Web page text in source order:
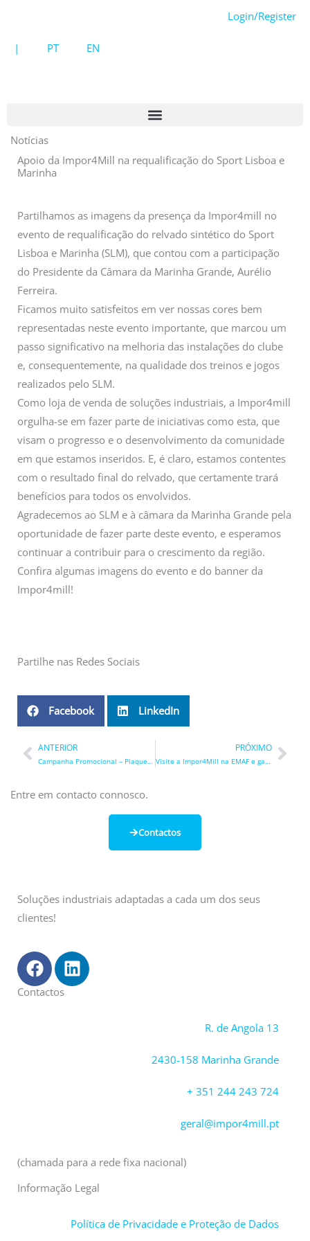
content
Login/Register
| PT EN
Notícias
Apoio da Impor4Mill na requalificação do Sport Lisboa e
Marinha
Partilhamos as imagens da presença da Impor4mill no
evento de requalificação do relvado sintético do Sport
Lisboa e Marinha (SLM), que contou com a participação
do Presidente da Câmara da Marinha Grande, Aurélio
Ferreira.
Ficamos muito satisfeitos em ver nossas cores bem
representadas neste evento importante, que marcou um
passo significativo na melhoria das instalações do clube
e, consequentemente, na qualidade dos treinos e jogos
realizados pelo SLM.
Como loja de venda de soluções industriais, a Impor4mill
orgulha-se em fazer parte de iniciativas como esta, que
visam o progresso e o desenvolvimento da comunidade
em que estamos inseridos. E, é claro, estamos contentes
com o resultado final do relvado, que certamente trará
benefícios para todos os envolvidos.
Agradecemos ao SLM e à câmara da Marinha Grande pela
oportunidade de fazer parte deste evento, e esperamos
continuar a contribuir para o crescimento da região.
Confira algumas imagens do evento e do banner da
Impor4mill!
Partilhe nas Redes Sociais
Facebook LinkedIn
Prev
ANTERIOR
Campanha Promocional – Plaquetes de Roscar
PRÓXIMO
Visite a Impor4Mill na EMAF e garanta o seu convite gratuito!
Entre em contacto connosco.
Contactos
Soluções industriais adaptadas a cada um dos seus
clientes!
F
a
c
L
i
n
Contactos
R. de Angola 13
2430-158 Marinha Grande
+ 351 244 243 724
geral@impor4mill.pt
(chamada para a rede fixa nacional)
Informação Legal
Política de Privacidade e Proteção de Dados